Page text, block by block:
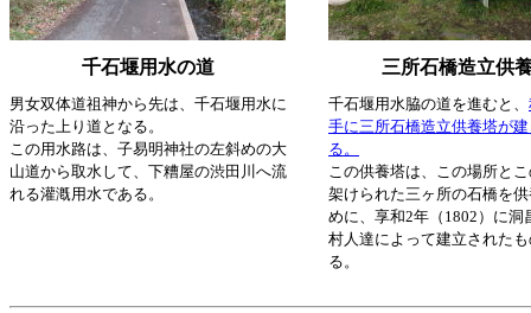
千石堰用水の道 三所石橋造立供
男女双体道祖神から先は、千石堰用水に
沿った上り道となる。
この用水路は、子易明神社の左斜めの大
山道から取水して、下糟屋の渋田川へ流
れる灌漑用水である。
千石堰用水脇の道を進むと、
手に三所石橋造立供養塔が
る。
この供養塔は、この場所と
架けられた三ヶ所の石橋を
めに、享和2年（1802）に洞
村人達によって建立された
る。